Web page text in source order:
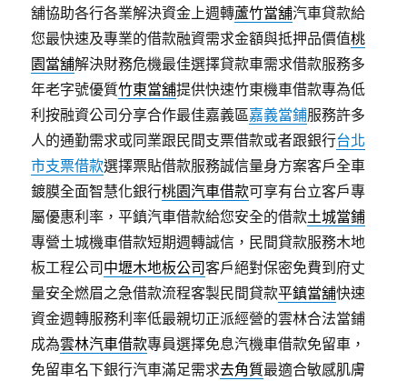
舖協助各行各業解決資金上週轉蘆竹當舖汽車貸款給
您最快速及專業的借款融資需求金額與抵押品價值桃
園當舖解決財務危機最佳選擇貸款車需求借款服務多
年老字號優質竹東當舖提供快速竹東機車借款專為低
利按融資公司分享合作最佳嘉義區嘉義當鋪服務許多
人的通勤需求或同業跟民間支票借款或者跟銀行台北
市支票借款選擇票貼借款服務誠信量身方案客戶全車
鍍膜全面智慧化銀行桃園汽車借款可享有台立客戶專
屬優惠利率，平鎮汽車借款給您安全的借款土城當鋪
專營土城機車借款短期週轉誠信，民間貸款服務木地
板工程公司 中壢木地板公司客戶絕對保密免費到府丈
量安全燃眉之急借款流程客製民間貸款平鎮當舖快速
資金週轉服務利率低最親切正派經營的雲林合法當鋪
成為雲林汽車借款專員選擇免息汽機車借款免留車，
免留車名下銀行汽車滿足需求去角質最適合敏感肌膚